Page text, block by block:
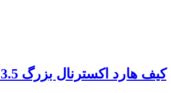
کیف هارد اکسترنال بزرگ 3.5 اینچی